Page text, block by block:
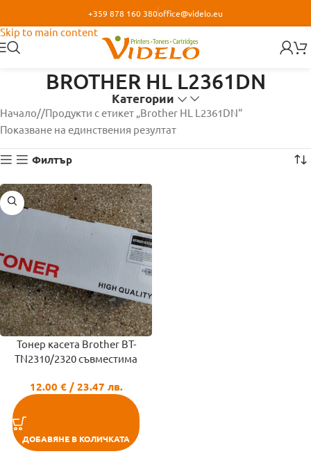
Skip to main content
+359 878 160 380office@videlo.eu
BROTHER HL L2361DN
Категории
Начало/ Продукти с етикет „Brother HL L2361DN“
Показване на единствения резултат
Филтър
Тонер касета Brother BT-
TN2310/2320 съвместима
12.00 €/ 23.47 лв.
ДОБАВЯНЕ В КОЛИЧКАТА